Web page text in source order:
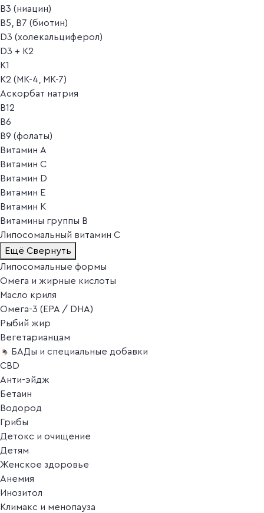
B3 (ниацин)
B5, B7 (биотин)
D3 (холекальциферол)
D3 + K2
K1
K2 (MK-4, MK-7)
Аскорбат натрия
В12
В6
В9 (фолаты)
Витамин A
Витамин C
Витамин D
Витамин E
Витамин K
Витамины группы B
Липосомальный витамин C
Ещё Свернуть
Липосомальные формы
Омега и жирные кислоты
Масло криля
Омега-3 (EPA / DHA)
Рыбий жир
Вегетарианцам
БАДы и специальные добавки
CBD
Анти-эйдж
Бетаин
Водород
Грибы
Детокс и очищение
Детям
Женское здоровье
Анемия
Инозитол
Климакс и менопауза